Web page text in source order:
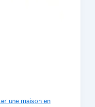
une maison en